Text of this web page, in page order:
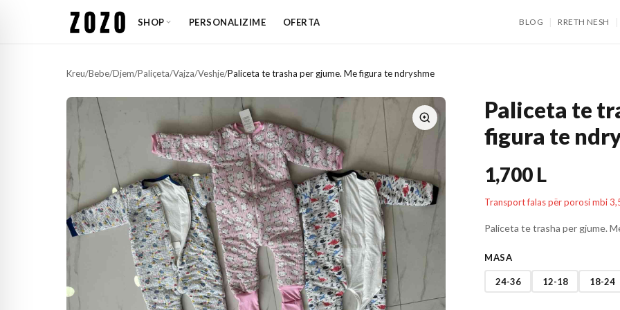
SHOP PERSONALIZIME OFERTA BLOG RRETH NESH
Kreu/Bebe/Djem/Paliçeta/Vajza/Veshje/Paliceta te trasha per gjume. Me figura te ndryshme
Paliceta te
figura te
1,700 L
Transport falas për porosi mbi
Paliceta te trasha per gjume.
MASA
24-36 12-18 18-24